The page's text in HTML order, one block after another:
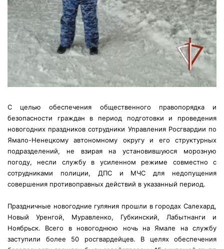
С целью обеспечения общественного правопорядка и
безопасности граждан в период подготовки и проведения
новогодних праздников сотрудники Управления Росгвардии по
Ямало-Ненецкому автономному округу и его структурных
подразделений, не взирая на установившуюся морозную
погоду, несли службу в усиленном режиме совместно с
сотрудниками полиции, ДПС и МЧС для недопущения
совершения противоправных действий в указанный период.
Праздничные новогодние гуляния прошли в городах Салехард,
Новый Уренгой, Муравленко, Губкинский, Лабытнанги и
Ноябрьск. Всего в новогоднюю ночь на Ямале на службу
заступили более 50 росгвардейцев. В целях обеспечения